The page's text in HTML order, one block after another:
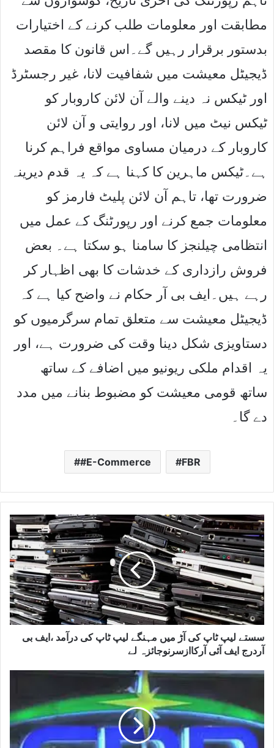
مطابقت اور معلومات طلب کرنے کے اختیارات
بدستور برقرار رہیں گے۔اس قانون کا مقصد
ڈیجیٹل معیشت میں شفافیت لانا، غیر رجسٹرڈ
اور ٹیکس نہ دینے والے آن لائن کاروبار کو
ٹیکس نیٹ میں لانا، اور روایتی و آن لائن
کاروبار کے درمیان مساوی مواقع فراہم کرنا
ہے۔ٹیکس ماہرین کا کہنا ہے کہ یہ قدم دیرینہ
ضرورت تھا، تاہم آن لائن پلیٹ فارمز کو
معلومات جمع کرنے اور رپورٹنگ کے عمل میں
انتظامی چیلنجز کا سامنا ہو سکتا ہے۔ بعض
فروش رازداری کے خدشات کا بھی اظہار کر
رہے ہیں۔ایف بی آر حکام نے واضح کیا ہے کہ
ڈیجیٹل معیشت سے متعلق تمام سرگرمیوں کو
دستاویزی شکل دینا وقت کی ضرورت ہے، اور
یہ اقدام ملکی ریونیو میں اضافے کے ساتھ
ساتھ قومی معیشت کو مضبوط بنانے میں مدد
دے گا۔
#E-Commerce FBR
سستے لیپ ٹاپ کی آڑ میں مہنگے لیپ ٹاپ کی درآمد ،ایف بی
آردرج ایف آئی آرکاازسرنوجائزہ لے